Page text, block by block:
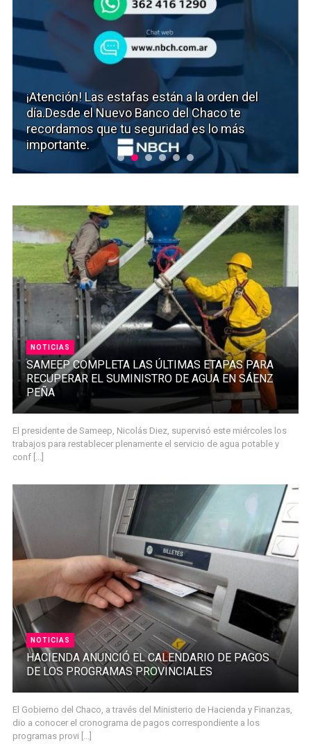
¡Atención! Las estafas están a la orden del
día.Desde el Nuevo Banco del Chaco te
recordamos que tu seguridad es lo más
importante.
NOTICIAS
SAMEEP COMPLETA LAS ÚLTIMAS ETAPAS PARA
RECUPERAR EL SUMINISTRO DE AGUA EN SÁENZ
PEÑA
El presidente de Sameep, Nicolás Diez, supervisó este miércoles los
trabajos para restablecer plenamente el servicio de agua potable y
conf [...]
NOTICIAS
HACIENDA ANUNCIÓ EL CALENDARIO DE PAGOS
DE LOS PROGRAMAS PROVINCIALES
El Gobierno del Chaco, a través del Ministerio de Hacienda y Finanzas,
dio a conocer el cronograma de pagos correspondiente a los
programas provi [...]